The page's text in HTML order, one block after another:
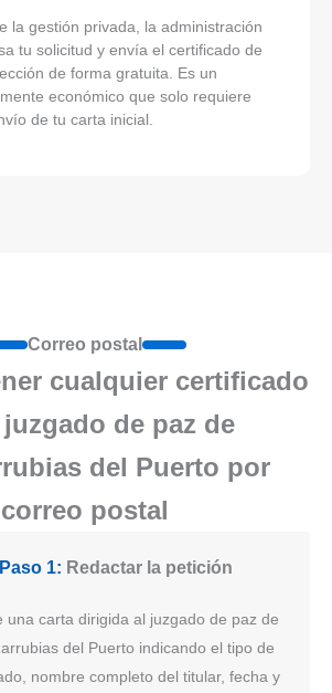
la gestión privada, la administración
tu solicitud y envía el certificado de
de forma gratuita. Es un
económico que solo requiere
de tu carta inicial.
Correo postal
cualquier certificado
de paz de
del Puerto por
correo postal
Paso 1: Redactar la petición
una carta dirigida al juzgado de paz de
del Puerto indicando el tipo de
nombre completo del titular, fecha y